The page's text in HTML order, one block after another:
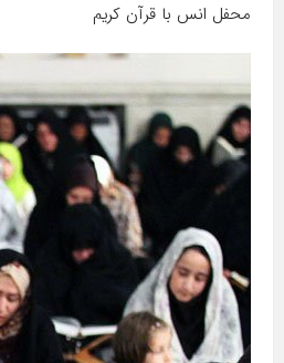
محفل انس با قرآن کریم